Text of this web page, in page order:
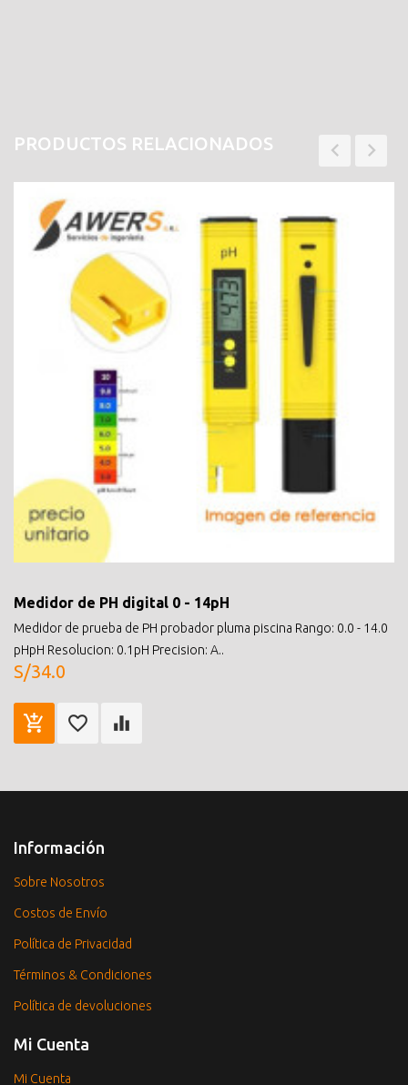
PRODUCTOS RELACIONADOS
Medidor de PH digital 0 - 14pH
Medidor de prueba de PH probador pluma piscina Rango: 0.0 - 14.0
pHpH Resolucion: 0.1pH Precision: A..
S/34.0
Información
Sobre Nosotros
Costos de Envío
Política de Privacidad
Términos & Condiciones
Política de devoluciones
Mi Cuenta
Mi Cuenta